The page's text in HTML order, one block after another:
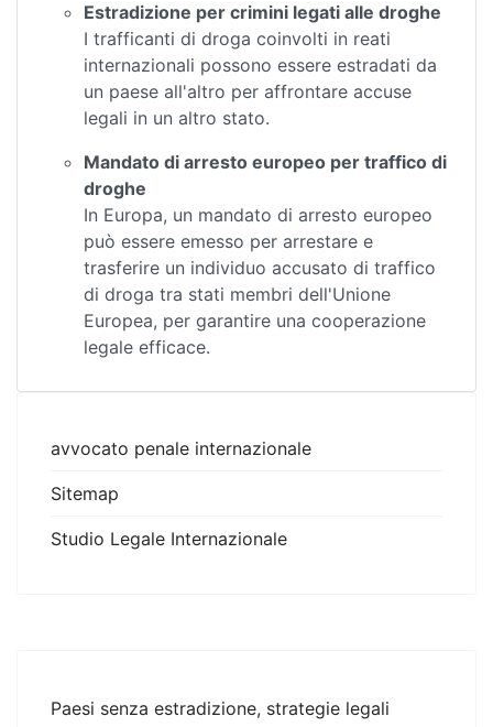
Estradizione per crimini legati alle droghe
I trafficanti di droga coinvolti in reati
internazionali possono essere estradati da
un paese all'altro per affrontare accuse
legali in un altro stato.
Mandato di arresto europeo per traffico di
droghe
In Europa, un mandato di arresto europeo
può essere emesso per arrestare e
trasferire un individuo accusato di traffico
di droga tra stati membri dell'Unione
Europea, per garantire una cooperazione
legale efficace.
avvocato penale internazionale
Sitemap
Studio Legale Internazionale
Paesi senza estradizione, strategie legali